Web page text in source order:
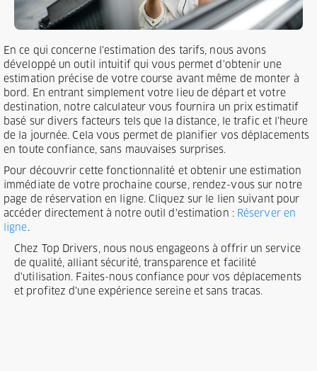
En ce qui concerne l'estimation des tarifs, nous avons
développé un outil intuitif qui vous permet d'obtenir une
estimation précise de votre course avant même de monter à
bord. En entrant simplement votre lieu de départ et votre
destination, notre calculateur vous fournira un prix estimatif
basé sur divers facteurs tels que la distance, le trafic et l'heure
de la journée. Cela vous permet de planifier vos déplacements
en toute confiance, sans mauvaises surprises.
Pour découvrir cette fonctionnalité et obtenir une estimation
immédiate de votre prochaine course, rendez-vous sur notre
page de réservation en ligne. Cliquez sur le lien suivant pour
accéder directement à notre outil d'estimation : Réserver en
ligne.
Chez Top Drivers, nous nous engageons à offrir un service
de qualité, alliant sécurité, transparence et facilité
d'utilisation. Faites-nous confiance pour vos déplacements
et profitez d'une expérience sereine et sans tracas.